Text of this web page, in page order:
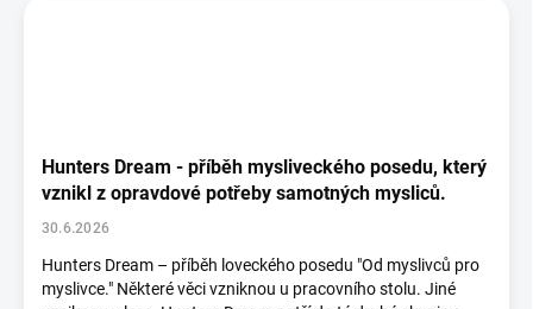
Hunters Dream - příběh mysliveckého posedu, který
vznikl z opravdové potřeby samotných mysliců.
30.6.2026
Hunters Dream – příběh loveckého posedu "Od myslivců pro
myslivce." Některé věci vzniknou u pracovního stolu. Jiné